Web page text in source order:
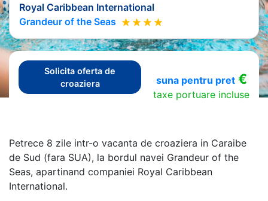
Royal Caribbean International
Grandeur of the Seas
Solicita oferta de
croaziera
suna pentru pret€
taxe portuare incluse
Petrece 8 zile intr-o vacanta de croaziera in Caraibe
de Sud (fara SUA), la bordul navei Grandeur of the
Seas, apartinand companiei Royal Caribbean
International.